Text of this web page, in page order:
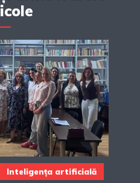
Inteligența artificială